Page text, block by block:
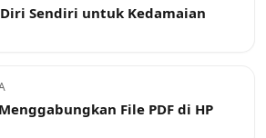
Sendiri untuk Kedamaian
File PDF di HP